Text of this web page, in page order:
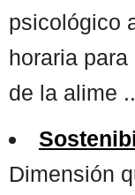
psicológico
horaria
de la alime
Dimensión